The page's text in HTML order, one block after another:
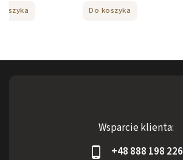
Do koszyka
Wsparcie klienta:
+48 888 198 226